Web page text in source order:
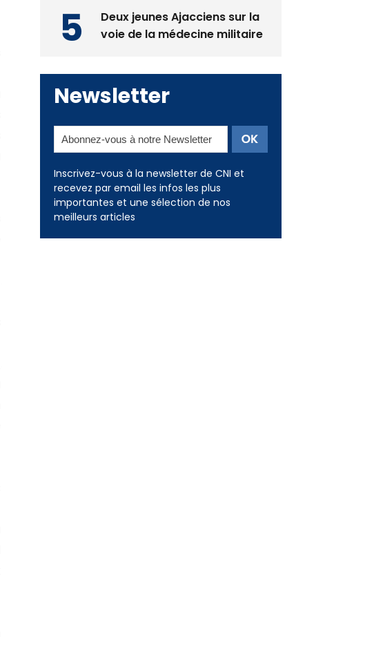
Deux jeunes Ajacciens sur la
voie de la médecine militaire
Newsletter
Inscrivez-vous à la newsletter de CNI et
recevez par email les infos les plus
importantes et une sélection de nos
meilleurs articles